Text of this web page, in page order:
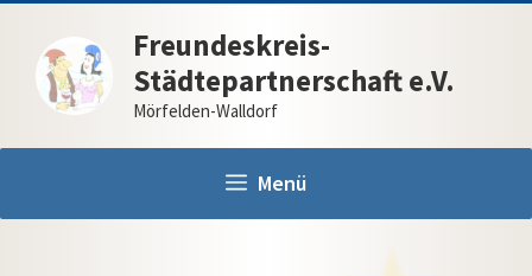
Inhalt
springen
Freundeskreis-
Städtepartnerschaft e.V.
Mörfelden-Walldorf
Menü